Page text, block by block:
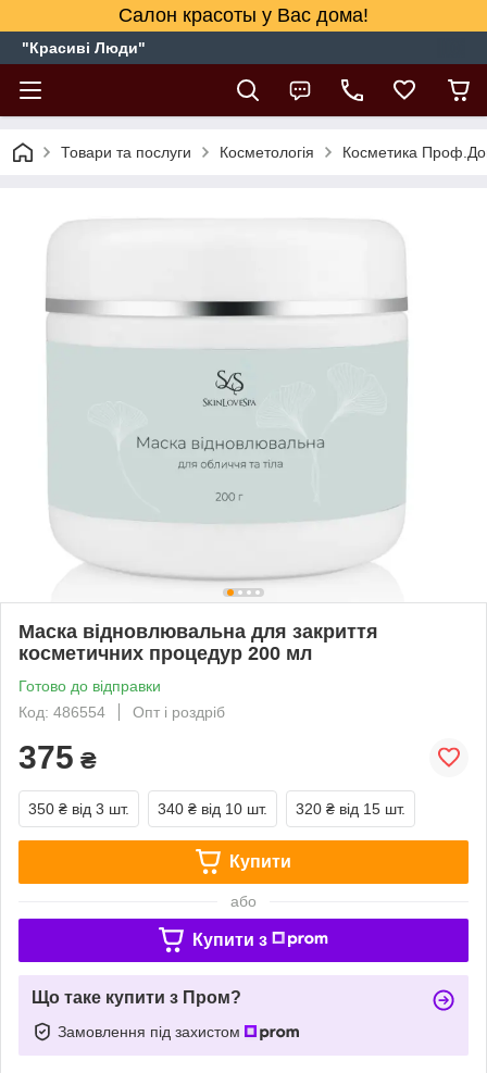
Салон красоты у Вас дома!
"Красиві Люди"
Товари та послуги Косметологія Косметика
Маска відновлювальна для закриття
косметичних процедур 200 мл
Готово до відправки
Код: 486554
Опт і роздріб
375 ₴
350 ₴ від 3 шт. 340 ₴ від 10 шт. 320 ₴ від 15 шт.
Купити
або
Купити з
Що таке купити з Пром?
Замовлення під захистом